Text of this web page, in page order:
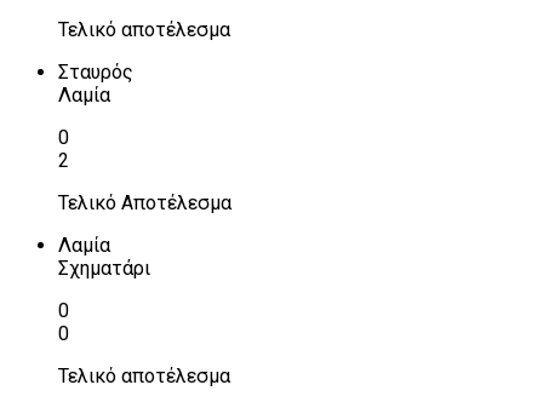
Τελικό αποτέλεσμα
Σταυρός
Λαμία
0
2
Τελικό Αποτέλεσμα
Λαμία
Σχηματάρι
0
0
Τελικό αποτέλεσμα